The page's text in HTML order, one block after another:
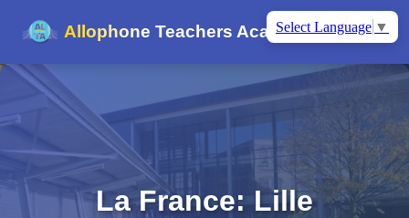
Select Language ▼
Allophone Teachers Academy
La France: Lille